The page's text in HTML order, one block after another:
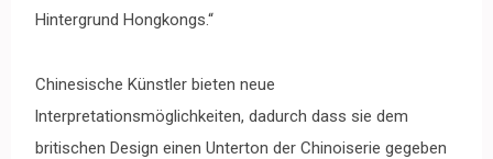
Hintergrund Hongkongs.“
Chinesische Künstler bieten neue
lnterpretationsmöglichkeiten, dadurch dass sie dem
britischen Design einen Unterton der Chinoiserie gegeben